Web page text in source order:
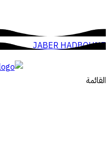
JABER HADBOUNE
القائمة